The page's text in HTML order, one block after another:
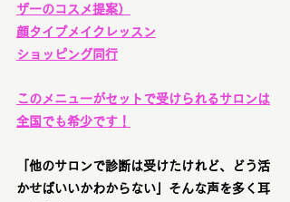
ザーのコスメ提案）
顔タイプメイクレッスン
ショッピング同行
このメニューがセットで受けられるサロンは
全国でも希少です！
「他のサロンで診断は受けたけれど、どう活
かせばいいかわからない」そんな声を多く耳